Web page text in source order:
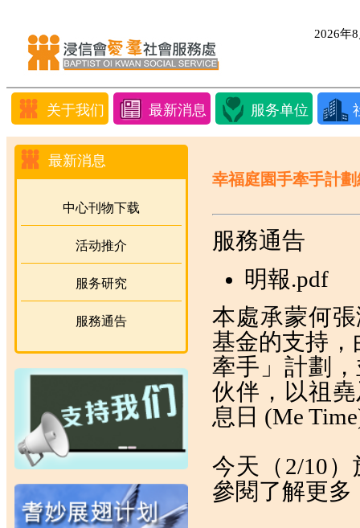
2026年
关于我们 最新消息 服务单位
最新消息
中心刊物下载
活动推介
服务研究
服務通告
幸福庭園手牽手計
服務通告
明報.pdf
本處承蒙何
基金的支持，
牽手」計劃
伙伴，以祖
息日 (Me
今天（2/10
參閱了解更多